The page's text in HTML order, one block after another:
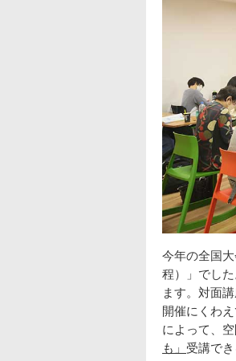
今年の全国
程）」でし
ます。対面
開催にくわ
によって、
も」 受講で